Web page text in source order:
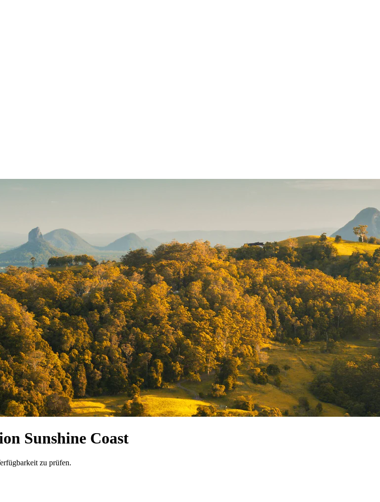
Sunshine Coast
zu prüfen.